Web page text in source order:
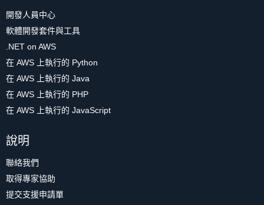
開發人員中心
軟體開發套件與工具
.NET on AWS
在 AWS 上執行的 Python
在 AWS 上執行的 Java
在 AWS 上執行的 PHP
在 AWS 上執行的 JavaScript
說明
聯絡我們
取得專家協助
提交支援申請單